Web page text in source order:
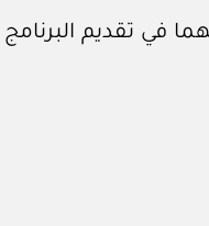
تقديم البرنامج